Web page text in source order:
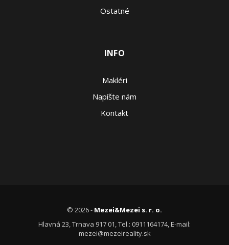
Ostatné
INFO
Makléri
Napíšte nám
Kontakt
© 2026 - Mezei&Mezei s. r. o.
Hlavná 23, Trnava 917 01, Tel.: 0911164174, E-mail:
mezei@mezeireality.sk